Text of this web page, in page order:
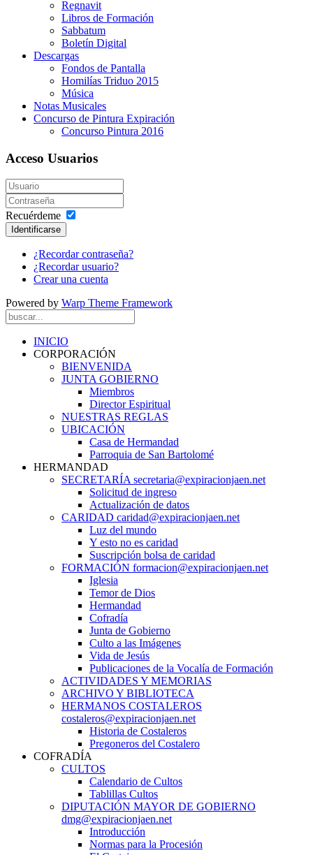
Regnavit
Libros de Formación
Sabbatum
Boletín Digital
Descargas
Fondos de Pantalla
Homilías Triduo 2015
Música
Notas Musicales
Concurso de Pintura Expiración
Concurso Pintura 2016
Acceso Usuarios
Recuérdeme
Identificarse
¿Recordar contraseña?
¿Recordar usuario?
Crear una cuenta
Powered by Warp Theme Framework
INICIO
CORPORACIÓN
BIENVENIDA
JUNTA GOBIERNO
Miembros
Director Espiritual
NUESTRAS REGLAS
UBICACIÓN
Casa de Hermandad
Parroquia de San Bartolomé
HERMANDAD
SECRETARÍA secretaria@expiracionjaen.net
Solicitud de ingreso
Actualización de datos
CARIDAD caridad@expiracionjaen.net
Luz del mundo
Y esto no es caridad
Suscripción bolsa de caridad
FORMACIÓN formacion@expiracionjaen.net
Iglesia
Temor de Dios
Hermandad
Cofradía
Junta de Gobierno
Culto a las Imágenes
Vida de Jesús
Publicaciones de la Vocalía de Formación
ACTIVIDADES Y MEMORIAS
ARCHIVO Y BIBLIOTECA
HERMANOS COSTALEROS
costaleros@expiracionjaen.net
Historia de Costaleros
Pregoneros del Costalero
COFRADÍA
CULTOS
Calendario de Cultos
Tablillas Cultos
DIPUTACIÓN MAYOR DE GOBIERNO
dmg@expiracionjaen.net
Introducción
Normas para la Procesión